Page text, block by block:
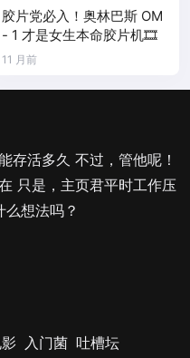
胶片党必入！奥林巴斯 OM
- 1 才是女生本命胶片机🎞️
11 月前
存活多久 不过，管他呢！
只是，主页君平时工作压
想法吗？
入门菌 吐槽坛